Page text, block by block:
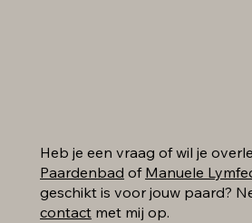
Heb je een vraag of wil je
Paardenbad of Manuele
geschikt is voor jouw paard?
contact met mij op.